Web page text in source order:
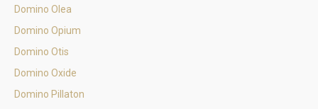
Domino Olea
Domino Opium
Domino Otis
Domino Oxide
Domino Pillaton